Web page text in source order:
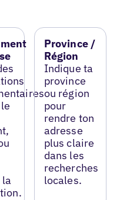
Province /
Région
Indique ta
province
ou région
pour
rendre ton
adresse
plus claire
dans les
recherches
locales.